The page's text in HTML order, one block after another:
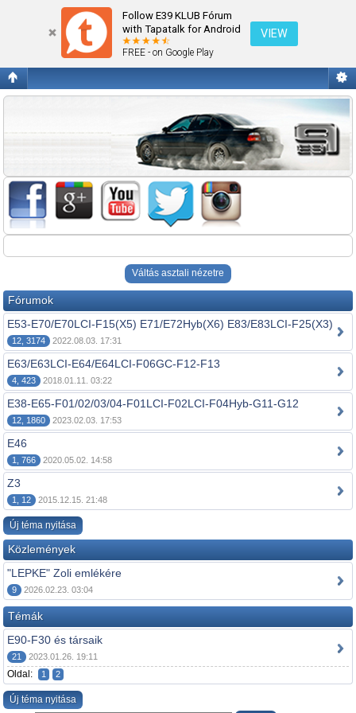
Follow E39 KLUB Fórum
with Tapatalk for Android
FREE - on Google Play
VIEW
Nem 5-ös BMW modelek.
Váltás asztali nézetre
Fórumok
E53-E70/E70LCI-F15(X5) E71/E72Hyb(X6) E83/E83LCI-F25(X3)
12, 3174 2022.08.03. 17:31
E63/E63LCI-E64/E64LCI-F06GC-F12-F13
4, 423 2018.01.11. 03:22
E38-E65-F01/02/03/04-F01LCI-F02LCI-F04Hyb-G11-G12
12, 1860 2023.02.03. 17:53
E46
1, 766 2020.05.02. 14:58
Z3
1, 12 2015.12.15. 21:48
Új téma nyitása
Közlemények
"LEPKE" Zoli emlékére
9 2026.02.23. 03:04
Témák
E90-F30 és társaik
21 2023.01.26. 19:11
Oldal: 1 2
Új téma nyitása